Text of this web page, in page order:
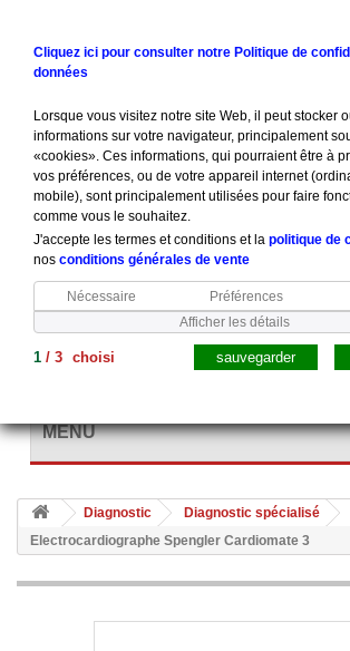
MENU
Diagnostic Diagnostic spécialisé
Electrocardiographe Spengler Cardiomate 3
Cliquez ici pour consulter notre Politique de
données
Lorsque vous visitez notre site Web, il peut stocker
informations sur votre navigateur, principalement
«cookies». Ces informations, qui pourraient être à
vos préférences, ou de votre appareil internet
mobile), sont principalement utilisées pour faire
comme vous le souhaitez.
J'accepte les termes et conditions et lapolitique de
nos conditions générales de vente
Nécessaire
Préférences
Afficher les détails
1 /3 choisi sauvegarder